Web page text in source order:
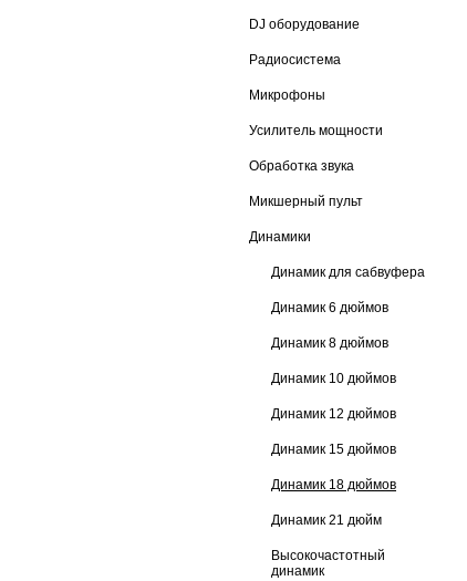
DJ оборудование
Радиосистема
Микрофоны
Усилитель мощности
Обработка звука
Микшерный пульт
Динамики
Динамик для сабвуфера
Динамик 6 дюймов
Динамик 8 дюймов
Динамик 10 дюймов
Динамик 12 дюймов
Динамик 15 дюймов
Динамик 18 дюймов
Динамик 21 дюйм
Высокочастотный
динамик